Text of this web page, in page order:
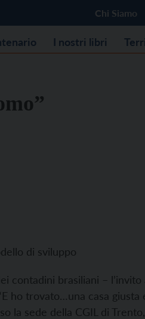
Chi Siamo
I nostri libri
di sviluppo
contadini brasiliani – l’invito
ho trovato…una casa giusta
la sede della CGIL di